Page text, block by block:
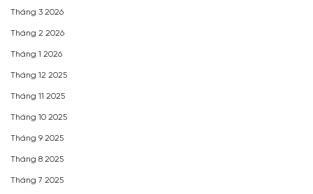
Tháng 3 2026
Tháng 2 2026
Tháng 1 2026
Tháng 12 2025
Tháng 11 2025
Tháng 10 2025
Tháng 9 2025
Tháng 8 2025
Tháng 7 2025